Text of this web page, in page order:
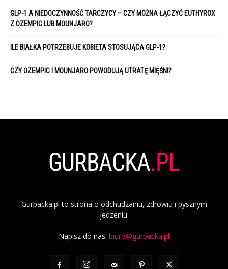
GLP-1 A NIEDOCZYNNOŚĆ TARCZYCY – CZY MOŻNA ŁĄCZYĆ EUTHYROX
Z OZEMPIC LUB MOUNJARO?
ILE BIAŁKA POTRZEBUJE KOBIETA STOSUJĄCA GLP-1?
CZY OZEMPIC I MOUNJARO POWODUJĄ UTRATĘ MIĘŚNI?
Gurbacka.pl to strona o odchudzaniu, zdrowiu i pysznym
jedzeniu.
Napisz do nas: biuro@gurbacka.pl